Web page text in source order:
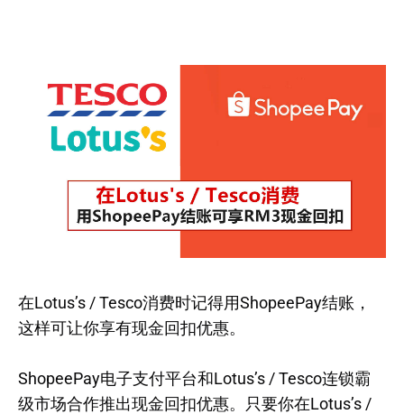
在Lotus’s / Tesco消费时记得用ShopeePay结账，
这样可让你享有现金回扣优惠。
ShopeePay电子支付平台和Lotus’s / Tesco连锁霸
级市场合作推出现金回扣优惠。只要你在Lotus’s /